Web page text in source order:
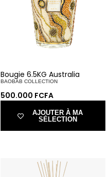
Bougie 6.5KG Australia
BAOBAB COLLECTION
500.000 FCFA
AJOUTER À MA
SÉLECTION